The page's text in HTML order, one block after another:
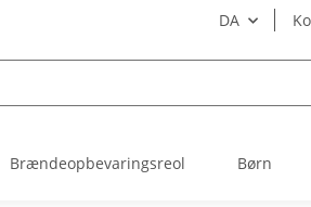
DA
Brændeopbevaringsreol Børn